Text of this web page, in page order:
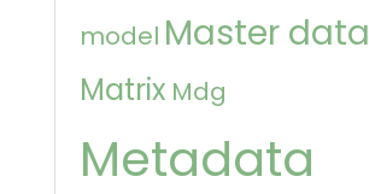
model Master data
Matrix Mdg
Metadata